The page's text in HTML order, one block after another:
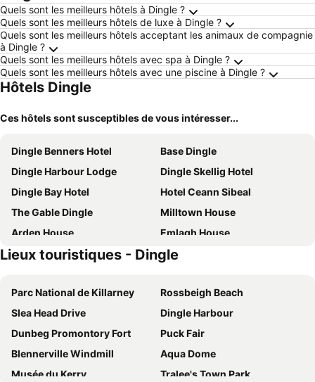
Quels sont les meilleurs hôtels à Dingle ?
Quels sont les meilleurs hôtels de luxe à Dingle ?
Quels sont les meilleurs hôtels acceptant les animaux de compagnie
à Dingle ?
Quels sont les meilleurs hôtels avec spa à Dingle ?
Quels sont les meilleurs hôtels avec une piscine à Dingle ?
Hôtels Dingle
Ces hôtels sont susceptibles de vous intéresser...
Dingle Benners Hotel
Base Dingle
Dingle Harbour Lodge
Dingle Skellig Hotel
Dingle Bay Hotel
Hotel Ceann Sibeal
The Gable Dingle
Milltown House
Arden House
Emlagh House
Gleann Loic Farmhouse
Base Dingle
Dingle Heights
Old Irish farmhouse
An Riasc B&B
Milltown House
The Old Anchor B&B Annascaul
Dingle Skellig & Peninsula Spa
Castlewood House
Annascaul House
Cathair Gheal
The Shores Country House
Lieux touristiques - Dingle
Parc National de Killarney
Rossbeigh Beach
Slea Head Drive
Dingle Harbour
Dunbeg Promontory Fort
Puck Fair
Blennerville Windmill
Aqua Dome
Musée du Kerry
Tralee's Town Park